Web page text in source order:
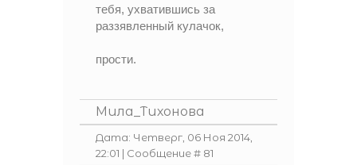
тебя, ухватившись за
раззявленный кулачок,
прости.
Мила_Тихонова
Дата: Четверг, 06 Ноя 2014,
22:01 | Сообщение # 81